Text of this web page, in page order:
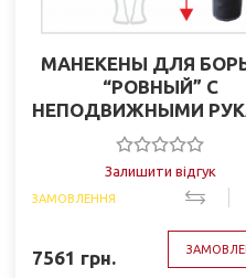
МАНЕКЕНЫ ДЛЯ
“РОВНЫЙ” С
НЕПОДВИЖНЫМИ
КОЖА 160, 30-35 кг
(11051006)
Залишити відгук
ЗАМОВЛЕННЯ
7561 грн.